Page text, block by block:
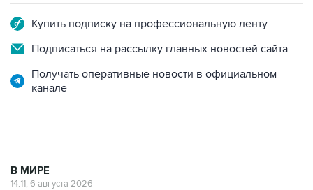
Купить подписку на профессиональную ленту
Подписаться на рассылку главных новостей сайта
Получать оперативные новости в официальном
канале
В МИРЕ
14:11, 6 августа 2026